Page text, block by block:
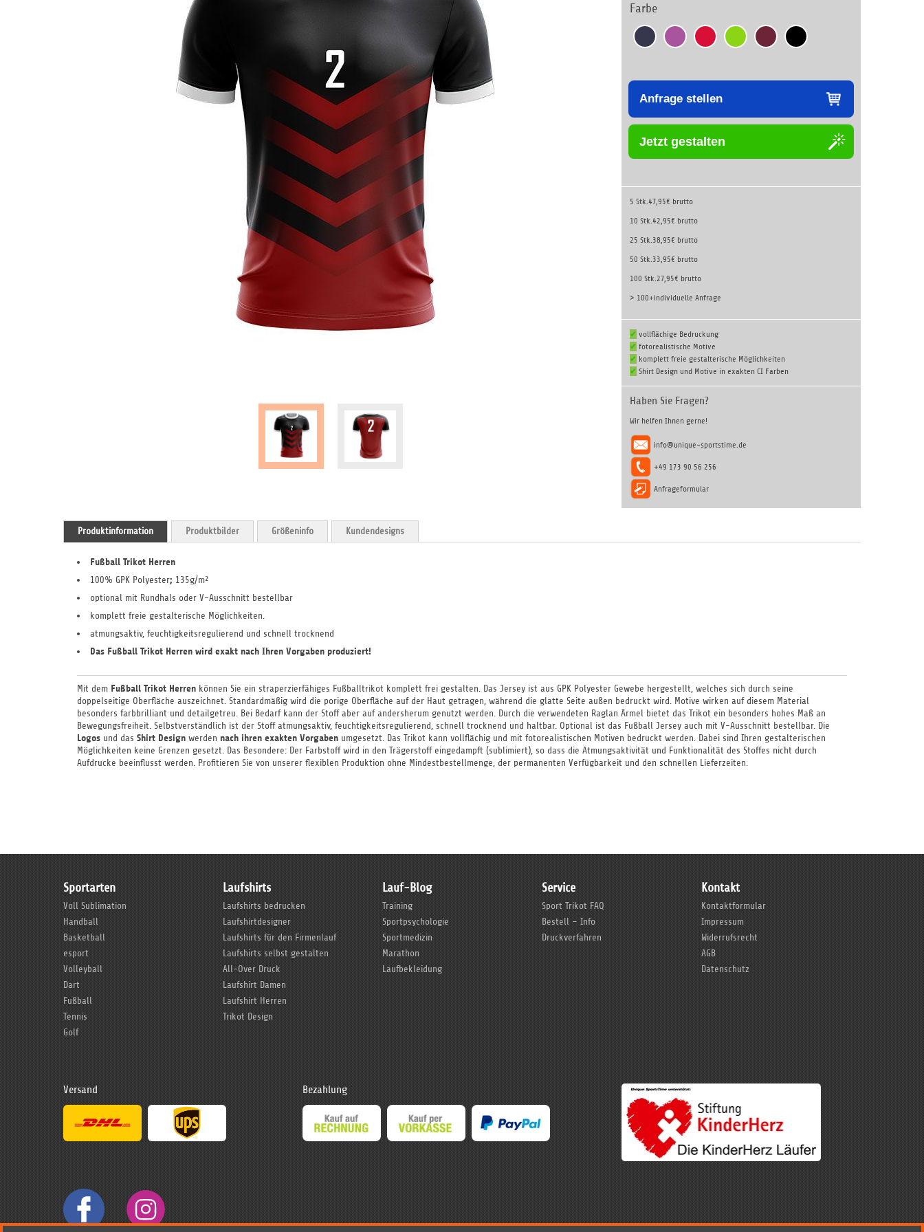
Anfang
Bildergalerie
springen
Farbe
Anfrage stellen
Jetzt gestalten
5 Stk.47,95€ brutto
10 Stk.42,95€ brutto
25 Stk.38,95€ brutto
50 Stk.33,95€ brutto
100 Stk.27,95€ brutto
> 100+individuelle Anfrage
✔ vollflächige Bedruckung
✔ fotorealistische Motive
✔ komplett freie gestalterische Möglichkeiten
✔ Shirt Design und Motive in exakten CI Farben
Haben Sie Fragen?
Wir helfen Ihnen gerne!
info@unique-sportstime.de
+49 173 90 56 256
Anfrageformular
Produktinformation
Fußball Trikot Herren
100% GPK Polyester; 135g/m²
optional mit Rundhals oder V-Ausschnitt bestellbar
komplett freie gestalterische Möglichkeiten.
atmungsaktiv, feuchtigkeitsregulierend und schnell trocknend
Das Fußball Trikot Herren wird exakt nach Ihren Vorgaben produziert!
Mit dem Fußball Trikot Herren können Sie ein straperzierfähiges Fußballtrikot komplett frei gestalten. Das Jersey ist aus GPK Polyester Gewebe hergestellt, welches sich durch seine
doppelseitige Oberfläche auszeichnet. Standardmäßig wird die porige Oberfläche auf der Haut getragen, während die glatte Seite außen bedruckt wird. Motive wirken auf diesem Material
besonders farbbrilliant und detailgetreu. Bei Bedarf kann der Stoff aber auf andersherum genutzt werden. Durch die verwendeten Raglan Ärmel bietet das Trikot ein besonders hohes Maß an
Bewegungsfreiheit. Selbstverständlich ist der Stoff atmungsaktiv, feuchtigkeitsregulierend, schnell trocknend und haltbar. Optional ist das Fußball Jersey auch mit V-Ausschnitt bestellbar. Die
Logos und das Shirt Design werden nach ihren exakten Vorgaben umgesetzt. Das Trikot kann vollflächig und mit fotorealistischen Motiven bedruckt werden. Dabei sind Ihren gestalterischen
Möglichkeiten keine Grenzen gesetzt. Das Besondere: Der Farbstoff wird in den Trägerstoff eingedampft (sublimiert), so dass die Atmungsaktivität und Funktionalität des Stoffes nicht durch
Aufdrucke beeinflusst werden. Profitieren Sie von unserer flexiblen Produktion ohne Mindestbestellmenge, der permanenten Verfügbarkeit und den schnellen Lieferzeiten.
Produktbilder Größeninfo Kundendesigns
Sportarten
Voll Sublimation
Handball
Basketball
esport
Volleyball
Dart
Fußball
Tennis
Golf
Laufshirts
Laufshirts bedrucken
Laufshirtdesigner
Laufshirts für den Firmenlauf
Laufshirts selbst gestalten
All-Over Druck
Laufshirt Damen
Laufshirt Herren
Trikot Design
Lauf-Blog
Training
Sportpsychologie
Sportmedizin
Marathon
Laufbekleidung
Service
Sport Trikot FAQ
Bestell – Info
Druckverfahren
Kontakt
Kontaktformular
Impressum
Widerrufsrecht
AGB
Datenschutz
Versand Bezahlung